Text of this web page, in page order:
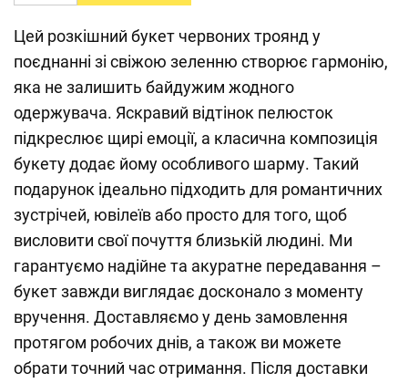
Цей розкішний букет червоних троянд у
поєднанні зі свіжою зеленню створює гармонію,
яка не залишить байдужим жодного
одержувача. Яскравий відтінок пелюсток
підкреслює щирі емоції, а класична композиція
букету додає йому особливого шарму. Такий
подарунок ідеально підходить для романтичних
зустрічей, ювілеїв або просто для того, щоб
висловити свої почуття близькій людині. Ми
гарантуємо надійне та акуратне передавання –
букет завжди виглядає досконало з моменту
вручення. Доставляємо у день замовлення
протягом робочих днів, а також ви можете
обрати точний час отримання. Після доставки